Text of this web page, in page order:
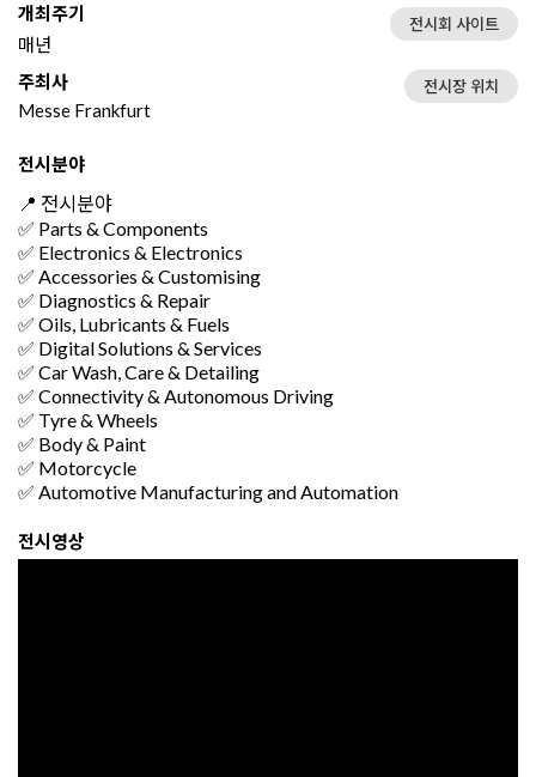
개최주기
매년
전시회 사이트
주최사
Messe Frankfurt
전시장 위치
전시분야
📍 전시분야
✅ Parts & Components
✅ Electronics & Electronics
✅ Accessories & Customising
✅ Diagnostics & Repair
✅ Oils, Lubricants & Fuels
✅ Digital Solutions & Services
✅ Car Wash, Care & Detailing
✅ Connectivity & Autonomous Driving
✅ Tyre & Wheels
✅ Body & Paint
✅ Motorcycle
✅ Automotive Manufacturing and Automation
전시영상